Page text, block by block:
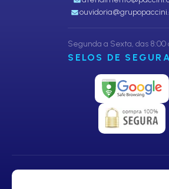
Segunda a Sexta, das 8:00
SELOS DE